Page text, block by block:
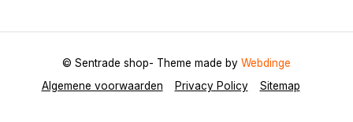
Algemene voorwaarden Privacy Policy Sitemap
© Sentrade shop- Theme made by Webdinge